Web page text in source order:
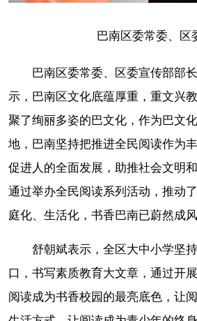
巴南区委常委、区
巴南区委常委、区委宣传部部
示，巴南区文化底蕴厚重，重文兴
聚了绚丽多姿的巴文化，作为巴文
地，巴南坚持把推进全民阅读作为
促进人的全面发展，助推社会文明
通过举办全民阅读系列活动，推动
庭化、生活化，书香巴南已蔚然成风
舒朝斌表示，全区大中小学坚
口，书写素质教育大文章，通过开
阅读成为书香校园的最亮底色，让